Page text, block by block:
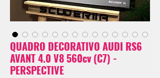
QUADRO DECORATIVO AUDI RS6
AVANT 4.0 V8 560cv (C7) -
PERSPECTIVE